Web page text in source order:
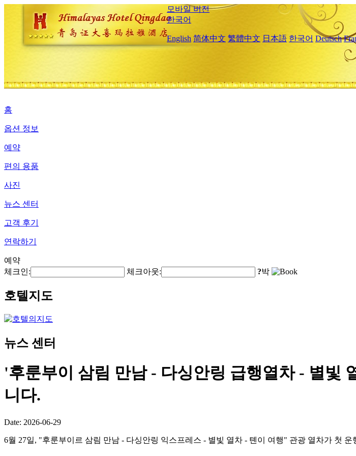
모바일 버전
한국어
English 简体中文 繁體中文 日本語 한국어 Deutsch
홈
옵션 정보
예약
편의 용품
사진
뉴스 센터
고객 후기
연락하기
예약
체크인:
체크아웃: ?박
호텔지도
뉴스 센터
'후룬부이 삼림 만남 - 다싱안링 급행열차 - 별빛
니다.
Date: 2026-06-29
6월 27일, "후룬부이르 삼림 만남 - 다싱안링 익스프레스 - 별빛 열차 - 톈이 여행" 관광 열차가 첫 운